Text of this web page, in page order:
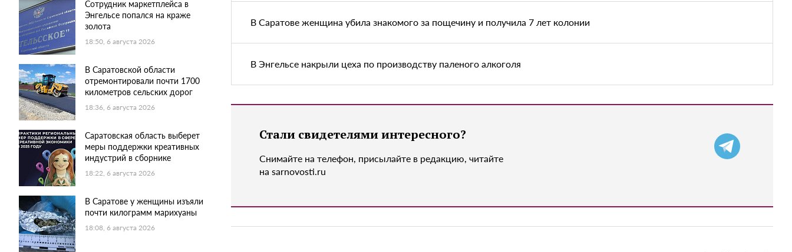
Сотрудник маркетплейса в
Энгельсе попался на краже
золота
18:50, 6 августа 2026
В Саратовской области
отремонтировали почти 1700
километров сельских дорог
18:36, 6 августа 2026
Саратовская область выберет
меры поддержки креативных
индустрий в сборнике
18:22, 6 августа 2026
В Саратове у женщины изъяли
почти килограмм марихуаны
18:08, 6 августа 2026
В Саратове женщина убила знакомого за пощечину и получила 7 лет колонии
В Энгельсе накрыли цеха по производству паленого алкоголя
Стали свидетелями интересного?
Снимайте на телефон, присылайте в редакцию, читайте
на sarnovosti.ru